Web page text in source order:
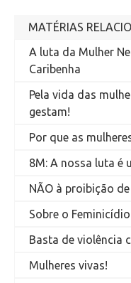
MATÉRIAS
A luta da Mulher
Caribenha
Pela vida das
gestam!
Por que as
8M: A nossa luta é
NÃO à proibição
Sobre o Feminicídio
Basta de violência
Mulheres vivas!